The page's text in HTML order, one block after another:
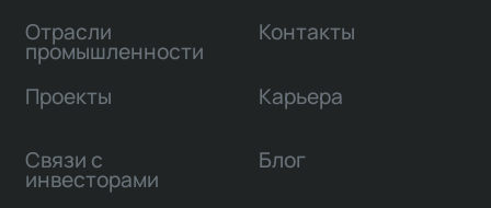
Отрасли
промышленности
Проекты
Связи с
инвесторами
Контакты
Карьера
Блог